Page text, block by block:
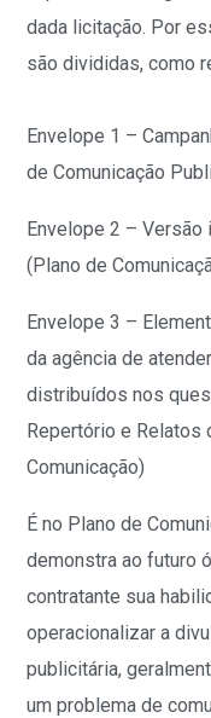
dada licitação. Por
são divididas, como
Envelope 1 –
de Comunicação
Envelope 2 – Versão
(Plano de
Envelope 3 –
da agência de
distribuídos nos
Repertório e Relatos
Comunicação)
É no Plano de
demonstra ao futuro
contratante sua
operacionalizar a
publicitária,
um problema de